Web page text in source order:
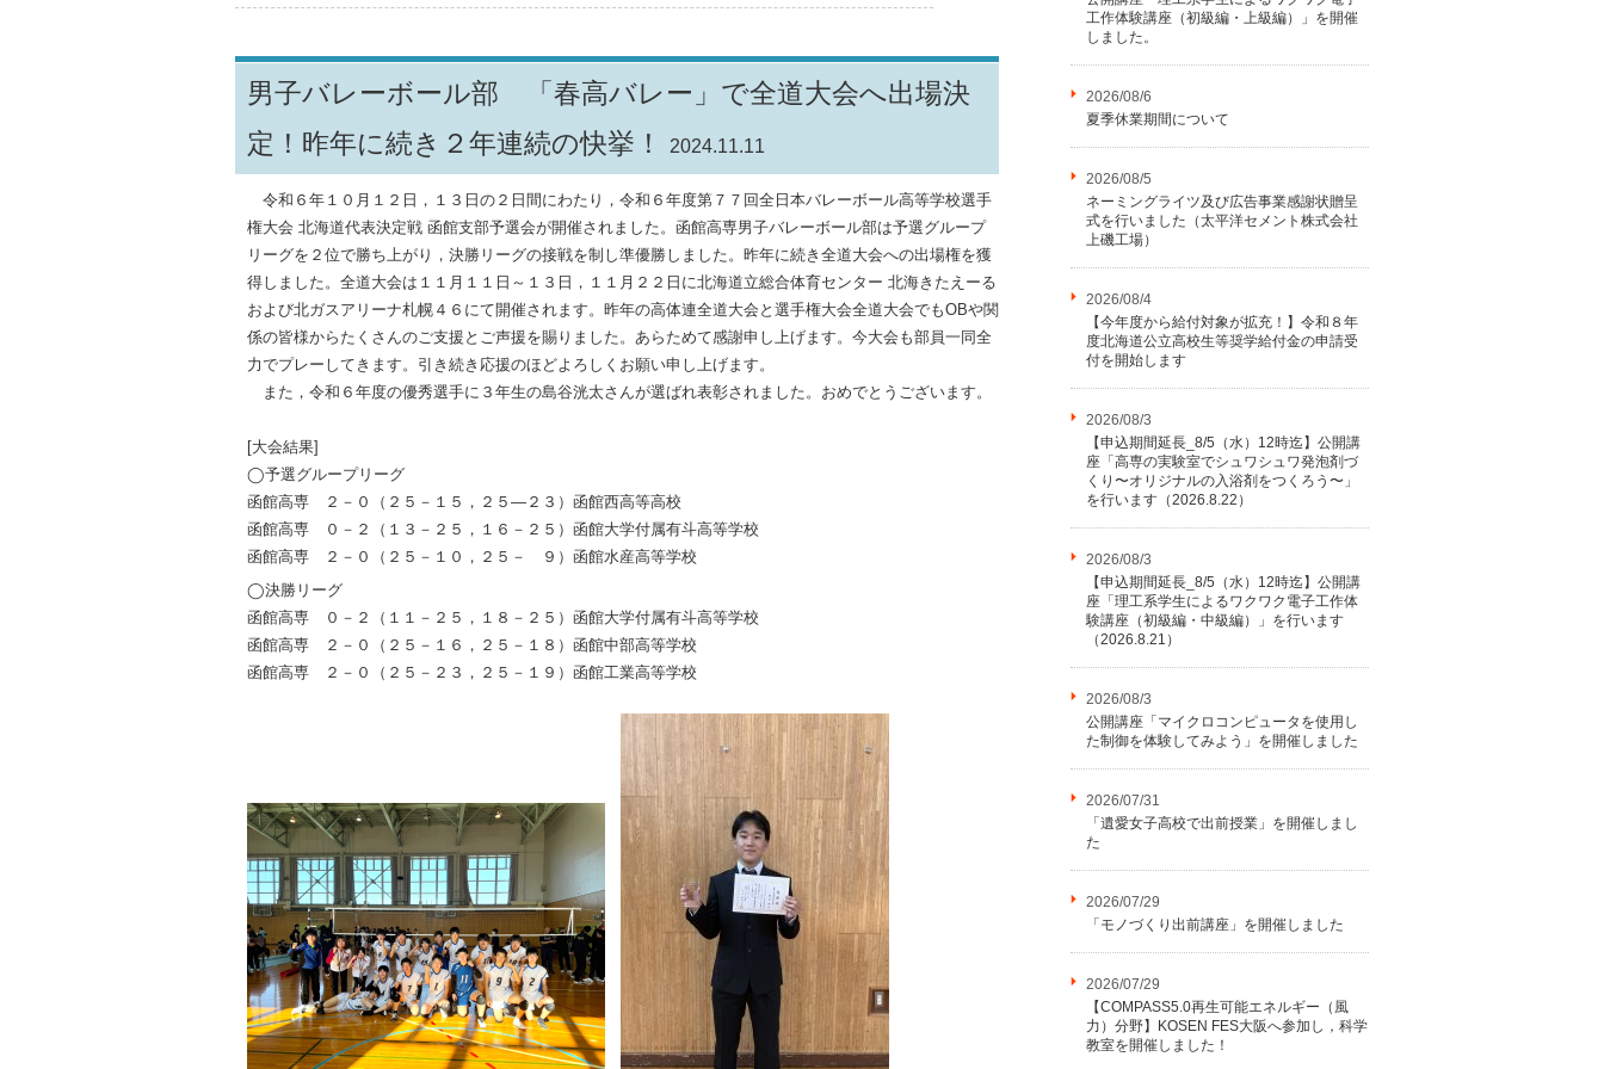
男子バレーボール部 「春高バレー」で全道大会へ出場決
定！昨年に続き２年連続の快挙！
2024.11.11
令和６年１０月１２日，１３日の２日間にわたり，令和６年度第７７回全日本バレーボール高等学校選手
権大会 北海道代表決定戦 函館支部予選会が開催されました。函館高専男子バレーボール部は予選グループ
リーグを２位で勝ち上がり，決勝リーグの接戦を制し準優勝しました。昨年に続き全道大会への出場権を獲
得しました。全道大会は１１月１１日～１３日，１１月２２日に北海道立総合体育センター 北海きたえーる
および北ガスアリーナ札幌４６にて開催されます。昨年の高体連全道大会と選手権大会全道大会でもOBや関
係の皆様からたくさんのご支援とご声援を賜りました。あらためて感謝申し上げます。今大会も部員一同全
力でプレーしてきます。引き続き応援のほどよろしくお願い申し上げます。
また，令和６年度の優秀選手に３年生の島谷洸太さんが選ばれ表彰されました。おめでとうございます。
[大会結果]
◯予選グループリーグ
函館高専 ２－０（２５－１５，２５―２３）函館西高等高校
函館高専 ０－２（１３－２５，１６－２５）函館大学付属有斗高等学校
函館高専 ２－０（２５－１０，２５－ ９）函館水産高等学校
◯決勝リーグ
函館高専 ０－２（１１－２５，１８－２５）函館大学付属有斗高等学校
函館高専 ２－０（２５－１６，２５－１８）函館中部高等学校
函館高専 ２－０（２５－２３，２５－１９）函館工業高等学校
工作体験講座（初級編・上級編）」を開催
しました。
2026/08/6
夏季休業期間について
2026/08/5
ネーミングライツ及び広告事業感謝状贈呈
式を行いました（太平洋セメント株式会社
上磯工場）
2026/08/4
【今年度から給付対象が拡充！】令和８年
度北海道公立高校生等奨学給付金の申請受
付を開始します
2026/08/3
【申込期間延長_8/5（水）12時迄】公開講
座「高専の実験室でシュワシュワ発泡剤づ
くり〜オリジナルの入浴剤をつくろう〜」
を行います（2026.8.22）
2026/08/3
【申込期間延長_8/5（水）12時迄】公開講
座「理工系学生によるワクワク電子工作体
験講座（初級編・中級編）」を行います
（2026.8.21）
2026/08/3
公開講座「マイクロコンピュータを使用し
た制御を体験してみよう」を開催しました
2026/07/31
「遺愛女子高校で出前授業」を開催しまし
た
2026/07/29
「モノづくり出前講座」を開催しました
2026/07/29
【COMPASS5.0再生可能エネルギー（風
力）分野】KOSEN FES大阪へ参加し，科学
教室を開催しました！